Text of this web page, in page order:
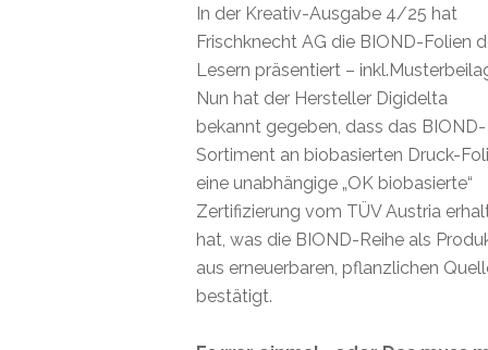
In der Kreativ-Ausgabe 4/25 hat
Frischknecht AG die BIOND-Folien
Lesern präsentiert –
Nun hat der Hersteller Digidelta
bekannt gegeben, dass das BIOND-
Sortiment an biobasierten Druck-
eine unabhängige „OK biobasierte“
Zertifizierung vom TÜV Austria
hat, was die BIOND-Reihe als
aus erneuerbaren, pflanzlichen
bestätigt.